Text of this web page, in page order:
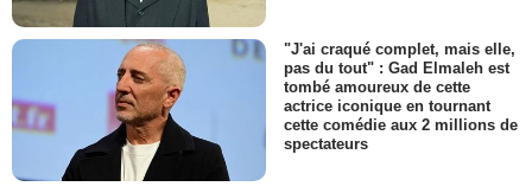
"J'ai craqué complet, mais elle,
pas du tout" : Gad Elmaleh est
tombé amoureux de cette
actrice iconique en tournant
cette comédie aux 2 millions de
spectateurs